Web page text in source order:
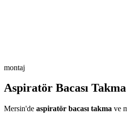
montaj
Aspiratör Bacası
Mersin'de aspiratör bacası takma ve